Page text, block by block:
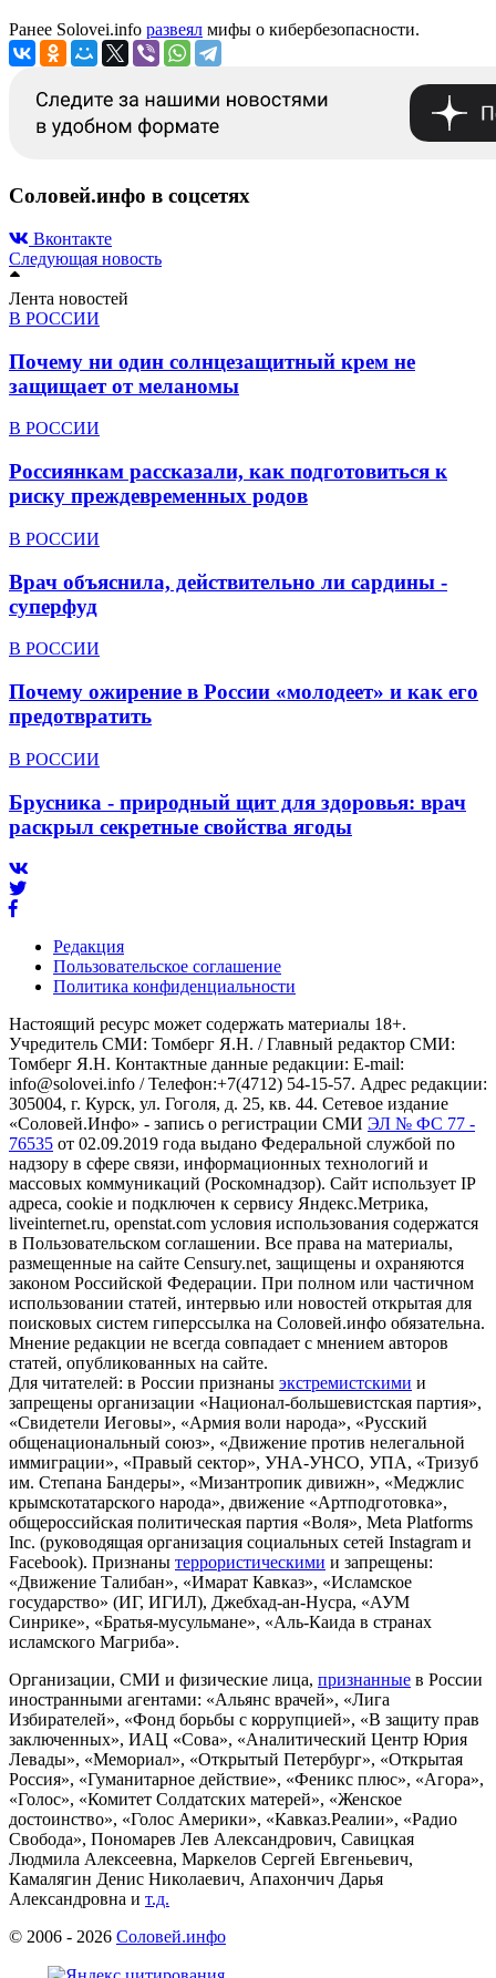
Ранее Solovei.info развеял мифы о кибербезопасности.
Соловей.инфо в соцсетях
Вконтакте
Следующая новость
Лента новостей
В РОССИИ
Почему ни один солнцезащитный крем не
защищает от меланомы
В РОССИИ
Россиянкам рассказали, как подготовиться к
риску преждевременных родов
В РОССИИ
Врач объяснила, действительно ли сардины -
суперфуд
В РОССИИ
Почему ожирение в России «молодеет» и как его
предотвратить
В РОССИИ
Брусника - природный щит для здоровья: врач
раскрыл секретные свойства ягоды
Редакция
Пользовательское соглашение
Политика конфиденциальности
Настоящий ресурс может содержать материалы 18+.
Учредитель СМИ: Томберг Я.Н. / Главный редактор СМИ:
Томберг Я.Н. Контактные данные редакции: E-mail:
info@solovei.info / Телефон:+7(4712) 54-15-57. Адрес редакции:
305004, г. Курск, ул. Гоголя, д. 25, кв. 44. Сетевое издание
«Соловей.Инфо» - запись о регистрации СМИ ЭЛ № ФС 77 -
76535 от 02.09.2019 года выдано Федеральной службой по
надзору в сфере связи, информационных технологий и
массовых коммуникаций (Роскомнадзор). Сайт использует IP
адреса, cookie и подключен к сервису Яндекс.Метрика,
liveinternet.ru, openstat.com условия использования содержатся
в Пользовательском соглашении. Все права на материалы,
размещенные на сайте Censury.net, защищены и охраняются
законом Российской Федерации. При полном или частичном
использовании статей, интервью или новостей открытая для
поисковых систем гиперссылка на Соловей.инфо обязательна.
Мнение редакции не всегда совпадает с мнением авторов
статей, опубликованных на сайте.
Для читателей: в России признаны экстремистскими и
запрещены организации «Национал-большевистская партия»,
«Свидетели Иеговы», «Армия воли народа», «Русский
общенациональный союз», «Движение против нелегальной
иммиграции», «Правый сектор», УНА-УНСО, УПА, «Тризуб
им. Степана Бандеры», «Мизантропик дивижн», «Меджлис
крымскотатарского народа», движение «Артподготовка»,
общероссийская политическая партия «Воля», Meta Platforms
Inc. (руководящая организация социальных сетей Instagram и
Facebook). Признаны террористическими и запрещены:
«Движение Талибан», «Имарат Кавказ», «Исламское
государство» (ИГ, ИГИЛ), Джебхад-ан-Нусра, «АУМ
Синрике», «Братья-мусульмане», «Аль-Каида в странах
исламского Магриба».
Организации, СМИ и физические лица, признанные в России
иностранными агентами: «Альянс врачей», «Лига
Избирателей», «Фонд борьбы с коррупцией», «В защиту прав
заключенных», ИАЦ «Сова», «Аналитический Центр Юрия
Левады», «Мемориал», «Открытый Петербург», «Открытая
Россия», «Гуманитарное действие», «Феникс плюс», «Агора»,
«Голос», «Комитет Солдатских матерей», «Женское
достоинство», «Голос Америки», «Кавказ.Реалии», «Радио
Свобода», Пономарев Лев Александрович, Савицкая
Людмила Алексеевна, Маркелов Сергей Евгеньевич,
Камалягин Денис Николаевич, Апахончич Дарья
Александровна и т.д.
© 2006 - 2026 Соловей.инфо